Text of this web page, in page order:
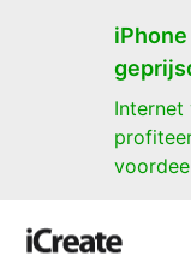
Internet